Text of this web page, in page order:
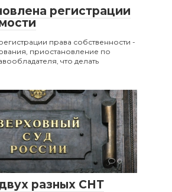
регистрации
права собственности -
приостановление по
что делать
0
разных СНТ